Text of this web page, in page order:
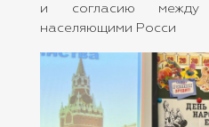
и согласию между
населяющими Росси